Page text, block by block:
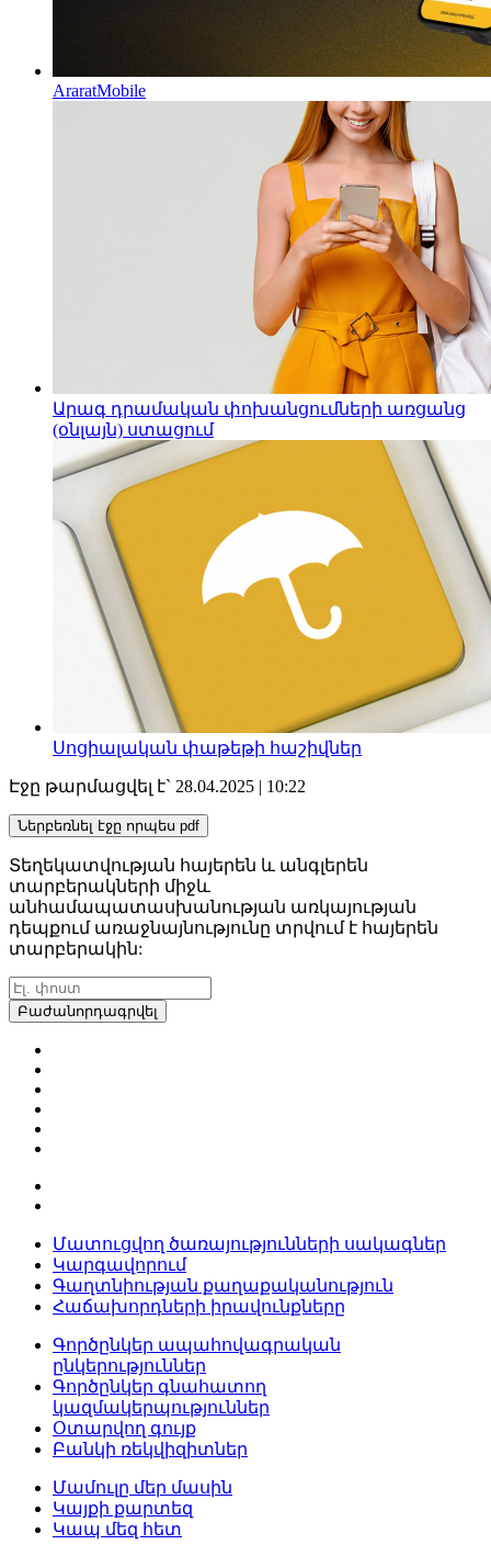
AraratMobile
Արագ դրամական փոխանցումների առցանց
(օնլայն) ստացում
Սոցիալական փաթեթի հաշիվներ
Էջը թարմացվել է` 28.04.2025 | 10:22
Ներբեռնել էջը որպես pdf
Տեղեկատվության հայերեն և անգլերեն
տարբերակների միջև
անհամապատասխանության առկայության
դեպքում առաջնայնությունը տրվում է հայերեն
տարբերակին:
Բաժանորդագրվել
Մատուցվող ծառայությունների սակագներ
Կարգավորում
Գաղտնիության քաղաքականություն
Հաճախորդների իրավունքները
Գործընկեր ապահովագրական
ընկերություններ
Գործընկեր գնահատող
կազմակերպություններ
Օտարվող գույք
Բանկի ռեկվիզիտներ
Մամուլը մեր մասին
Կայքի քարտեզ
Կապ մեզ հետ